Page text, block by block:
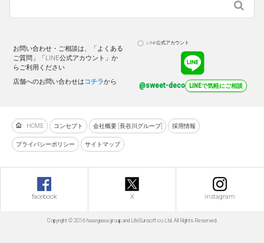
お問い合わせ・ご相談は、「よくある
ご質問」「LINE公式アカウント」か
らご利用ください
店舗へのお問い合わせはコチラから
LINE公式アカウント
@sweet-deco LINEで気軽にご相談
HOME コンセプト 会社概要 [長谷川グループ] 採用情報
プライバシーポリシー サイトマップ
facebook X instagram
Copyright © 2016 hasegawa group and LifeSunsoft co.Ltd. All Rights Reserved.